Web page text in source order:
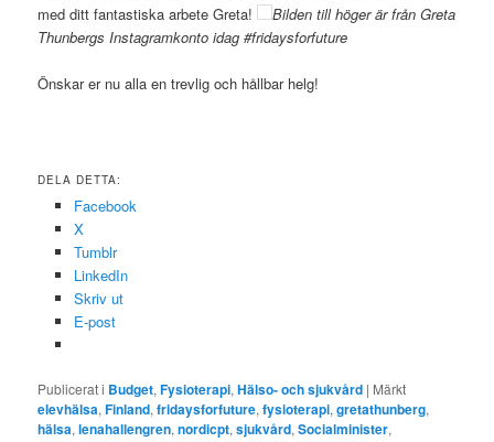
med ditt fantastiska arbete Greta!
Bilden till höger är från Greta
Thunbergs Instagramkonto idag #fridaysforfuture
Önskar er nu alla en trevlig och hållbar helg!
DELA DETTA:
Facebook
X
Tumblr
LinkedIn
Skriv ut
E-post
Publicerat i Budget,Fysioterapi,Hälso- och sjukvård | Märkt
elevhälsa,Finland,fridaysforfuture,fysioterapi,gretathunberg,
hälsa,lenahallengren,nordicpt,sjukvård,Socialminister,